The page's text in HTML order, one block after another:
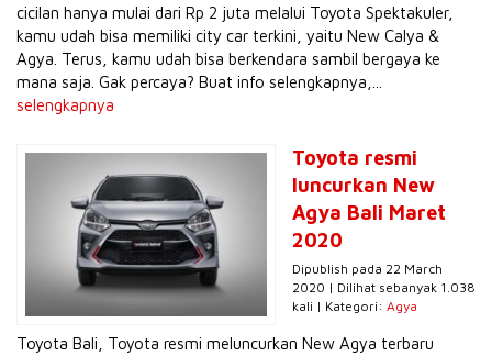
cicilan hanya mulai dari Rp 2 juta melalui Toyota Spektakuler,
kamu udah bisa memiliki city car terkini, yaitu New Calya &
Agya. Terus, kamu udah bisa berkendara sambil bergaya ke
mana saja. Gak percaya? Buat info selengkapnya,...
selengkapnya
Toyota resmi
luncurkan New
Agya Bali Maret
2020
Dipublish pada 22 March
2020 | Dilihat sebanyak 1.038
kali | Kategori: Agya
Toyota Bali, Toyota resmi meluncurkan New Agya terbaru